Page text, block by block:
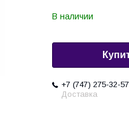
В наличии
+7 (747) 275-32-57
Доставка